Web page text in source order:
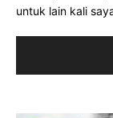
untuk lain kali